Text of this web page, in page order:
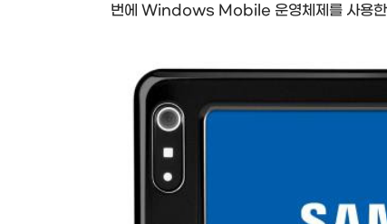
번에 Windows Mobile 운영체제를 사용한